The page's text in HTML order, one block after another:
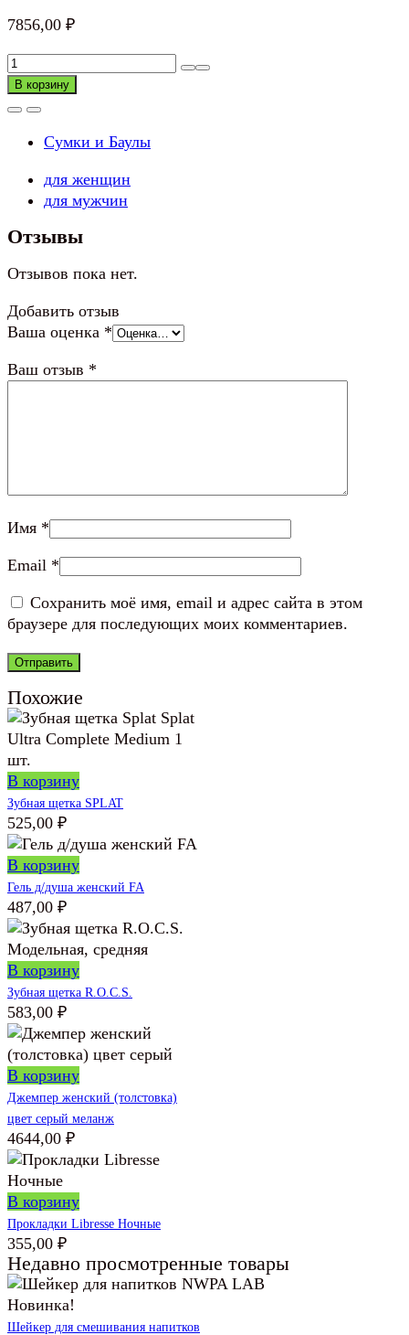
7856,00 ₽
Количество
товара
Сумка
большая,
В корзину
Сумки и Баулы
для женщин
для мужчин
Отзывы
Отзывов пока нет.
Добавить отзыв
Ваша оценка *
Ваш отзыв *
Имя *
Email *
Сохранить моё имя, email и адрес сайта в этом
браузере для последующих моих комментариев.
Похожие
В корзину
Зубная щетка SPLAT
525,00 ₽
В корзину
Гель д/душа женский FA
487,00 ₽
В корзину
Зубная щетка R.O.C.S.
583,00 ₽
В корзину
Джемпер женский (толстовка)
цвет серый меланж
4644,00 ₽
В корзину
Прокладки Libresse Ночные
355,00 ₽
Недавно просмотренные товары
Новинка!
Шейкер для смешивания напитков